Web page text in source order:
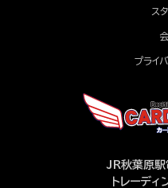
ス
プライ
JR秋葉原
トレーディ